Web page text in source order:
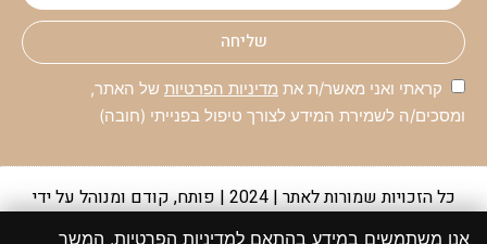
שליחה
קראתי ואני מאשר/ת את מדיניות הפרטיות של האתר,
ומסכים/ה לשמירת המידע לצורך טיפול בפנייתי (חובה)
כל הזכויות שמורות לאתר | 2024 | פותח, קודם ומנוהל על ידי
אנו משתמשים במידע בהתאם למדיניות הפרטיות. המשך